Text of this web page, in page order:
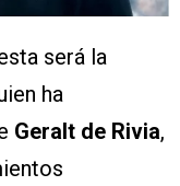
será la
ha
Geralt de Rivia,